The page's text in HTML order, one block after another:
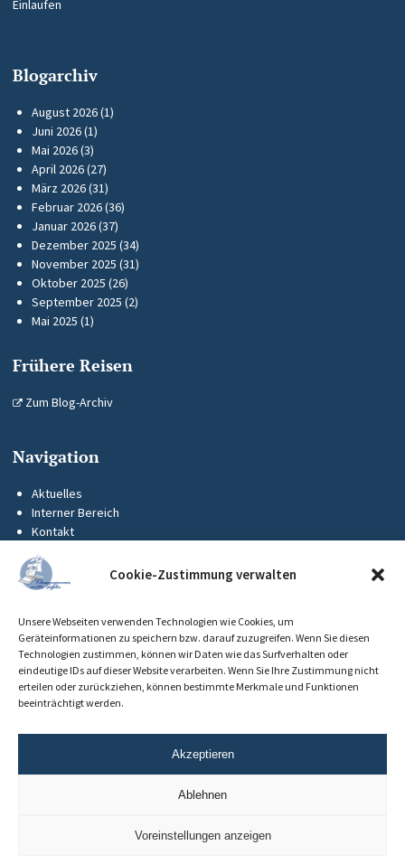
Cookie-Zustimmung verwalten
Unsere Webseiten verwenden Technologien wie Cookies, um
Geräteinformationen zu speichern bzw. darauf zuzugreifen. Wenn Sie diesen
Technologien zustimmen, können wir Daten wie das Surfverhalten oder
eindeutige IDs auf dieser Website verarbeiten. Wenn Sie Ihre Zustimmung nicht
erteilen oder zurückziehen, können bestimmte Merkmale und Funktionen
beeinträchtigt werden.
Akzeptieren
Ablehnen
Voreinstellungen anzeigen
Einlaufen
Blogarchiv
August 2026(1)
Juni 2026(1)
Mai 2026(3)
April 2026(27)
März 2026(31)
Februar 2026(36)
Januar 2026(37)
Dezember 2025 (34)
November 2025 (31)
Oktober 2025 (26)
September 2025 (2)
Mai 2025 (1)
Frühere Reisen
Zum Blog-Archiv
Navigation
Aktuelles
Interner Bereich
Kontakt
KUS-Flyer
Impressum
Datenschutz
Cookie-Richtlinie (EU)